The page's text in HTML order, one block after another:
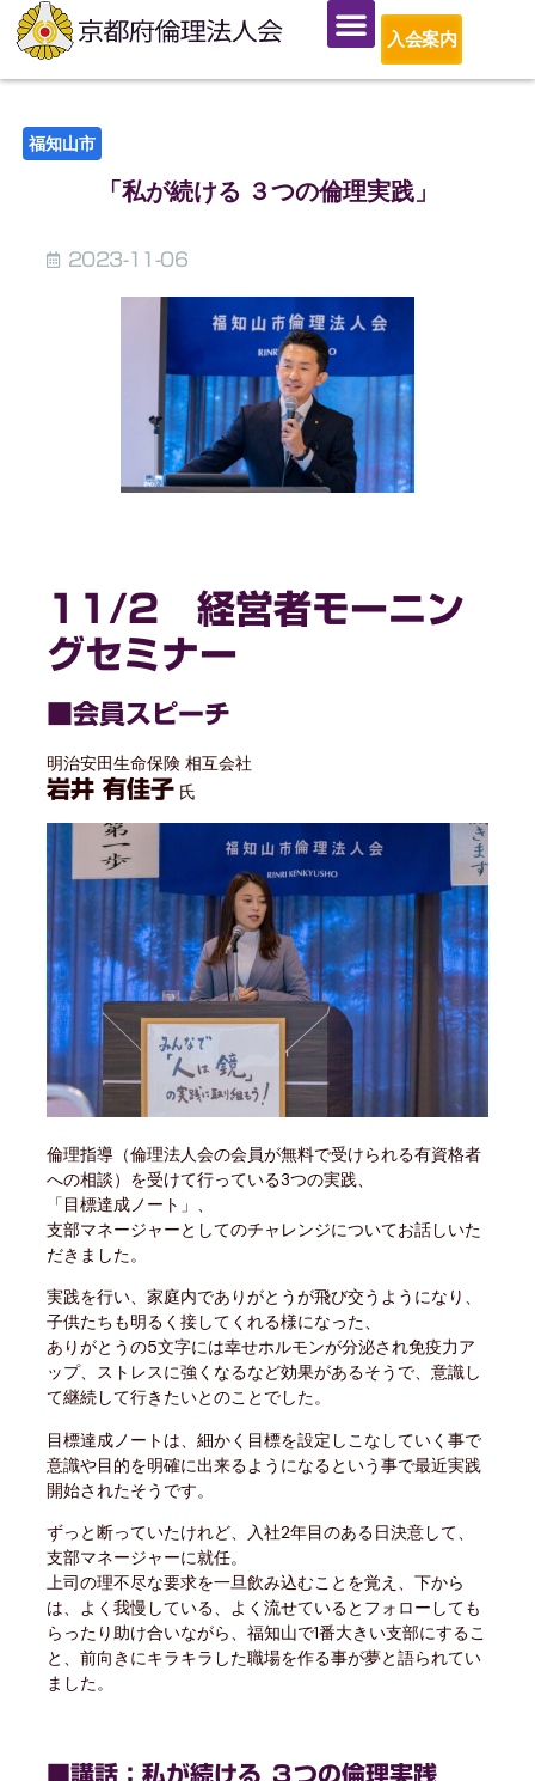
入会案内
福知山市
「私が続ける ３つの倫理実践」
2023-11-06
11/2 経営者モーニン
グセミナー
■会員スピーチ
明治安田生命保険 相互会社
岩井 有佳子氏
倫理指導（倫理法人会の会員が無料で受けられる有資格者
への相談）を受けて行っている3つの実践、
「目標達成ノート」、
支部マネージャーとしてのチャレンジについてお話しいた
だきました。
実践を行い、家庭内でありがとうが飛び交うようになり、
子供たちも明るく接してくれる様になった、
ありがとうの5文字には幸せホルモンが分泌され免疫力ア
ップ、ストレスに強くなるなど効果があるそうで、意識し
て継続して行きたいとのことでした。
目標達成ノートは、細かく目標を設定しこなしていく事で
意識や目的を明確に出来るようになるという事で最近実践
開始されたそうです。
ずっと断っていたけれど、入社2年目のある日決意して、
支部マネージャーに就任。
上司の理不尽な要求を一旦飲み込むことを覚え、下から
は、よく我慢している、よく流せているとフォローしても
らったり助け合いながら、福知山で1番大きい支部にするこ
と、前向きにキラキラした職場を作る事が夢と語られてい
ました。
■講話：私が続ける ３つの倫理実践